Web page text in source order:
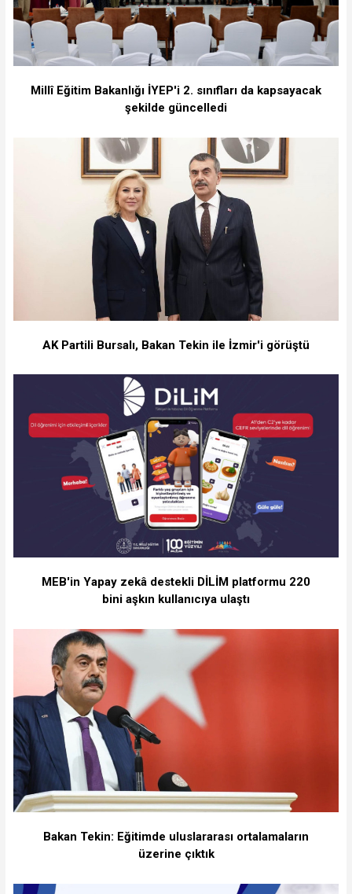
Millî Eğitim Bakanlığı İYEP'i 2. sınıfları da kapsayacak
şekilde güncelledi
AK Partili Bursalı, Bakan Tekin ile İzmir'i görüştü
MEB'in Yapay zekâ destekli DİLİM platformu 220
bini aşkın kullanıcıya ulaştı
Bakan Tekin: Eğitimde uluslararası ortalamaların
üzerine çıktık